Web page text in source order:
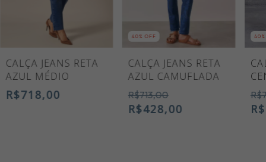
CALÇA JEANS RETA
AZUL MÉDIO
R$718,00
40% OFF
CALÇA JEANS RETA
AZUL CAMUFLADA
R$713,00
R$428,00
40